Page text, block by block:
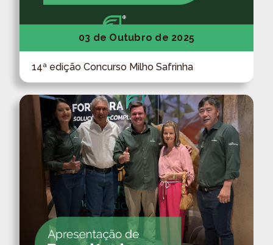
03 de Outubro de 2025
14ª edição Concurso Milho Safrinha